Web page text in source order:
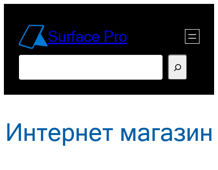
содержимомуSurface Pro
Интернет магазин